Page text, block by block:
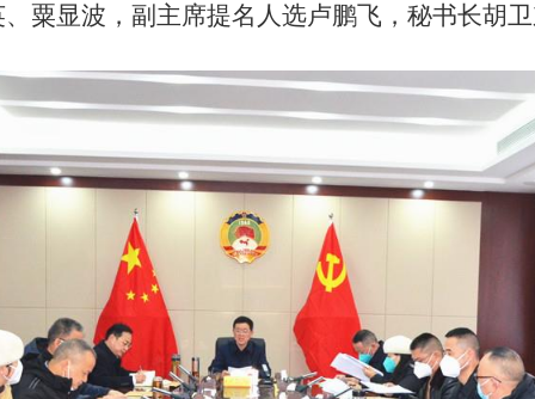
粟显波， 副主席提名人选卢鹏飞， 秘书长胡